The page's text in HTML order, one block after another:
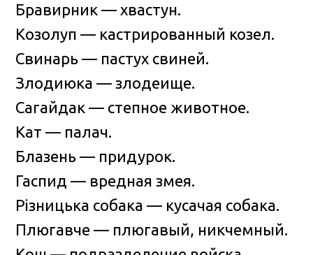
Бравирник — хвастун.
Козолуп — кастрированный козел.
Свинарь — пастух свиней.
Злодиюка — злодеище.
Сагайдак — степное животное.
Кат — палач.
Блазень — придурок.
Гаспид — вредная змея.
Рiзницька собака — кусачая собака.
Плюгавче — плюгавый, никчемный.